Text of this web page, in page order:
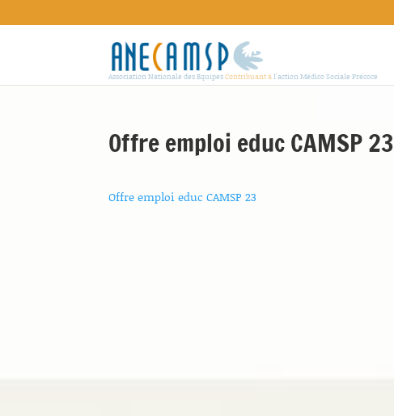
Association Nationale des EquipesContribuant àl'action Médico Sociale Précoce
Offre emploi educ CAMSP 23
Offre emploi educ CAMSP 23